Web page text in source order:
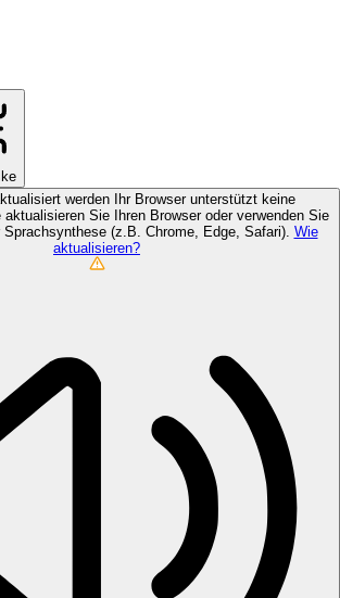
werden
Ihr Browser unterstützt keine
Sie Ihren Browser oder verwenden Sie
(z.B. Chrome, Edge, Safari). Wie
aktualisieren?